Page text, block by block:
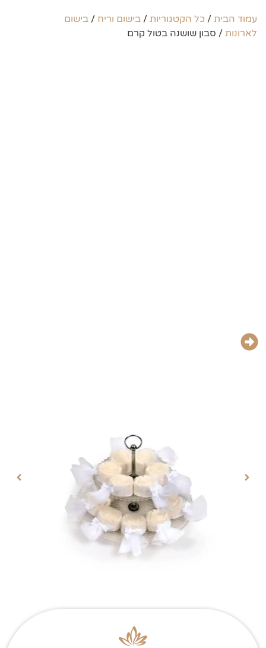
עמוד הבית / כל הקטגוריות / בישום וריח / בישום
לארונות / סבון שושנה בטול קרם